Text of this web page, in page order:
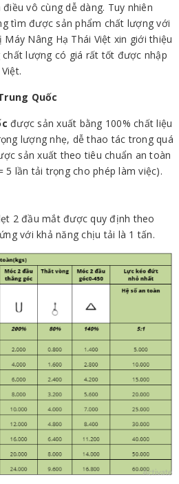
vô cùng dễ dàng. Tuy nhiên
tìm được sản phẩm chất lượng với
Máy Nâng Hạ Thái Việt xin giới thiệu
chất lượng có giá rất tốt được nhập
Quốc
được sản xuất bằng 100% chất liệu
lượng nhẹ, dễ thao tác trong quá
sản xuất theo tiêu chuẩn an toàn
5 lần tải trọng cho phép làm việc).
2 đầu mắt được quy định theo
với khả năng chịu tải là 1 tấn.